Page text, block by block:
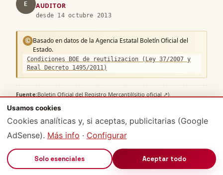
E AUDITOR
desde 14 octubre 2013
© Basado en datos de la Agencia Estatal Boletín Oficial del
Estado.
Condiciones BOE de reutilizacion (Ley 37/2007 y
Real Decreto 1495/2011)
Fuente:Boletin Oficial del Registro Mercantil(sitio oficial ↗)·
Licencia:Condiciones BOE de reutilizacion (Ley 37/2007 y Real Decreto
1495/2011)
Usamos cookies
Cookies analíticas y, si aceptas, publicitarias (Google
AdSense). Más info · Configurar
Solo esenciales Aceptar todo